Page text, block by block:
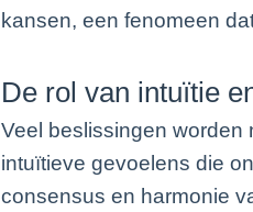
kansen, een fenomeen
De rol van intuïtie
Veel beslissingen worden
intuïtieve gevoelens die
consensus en harmonie